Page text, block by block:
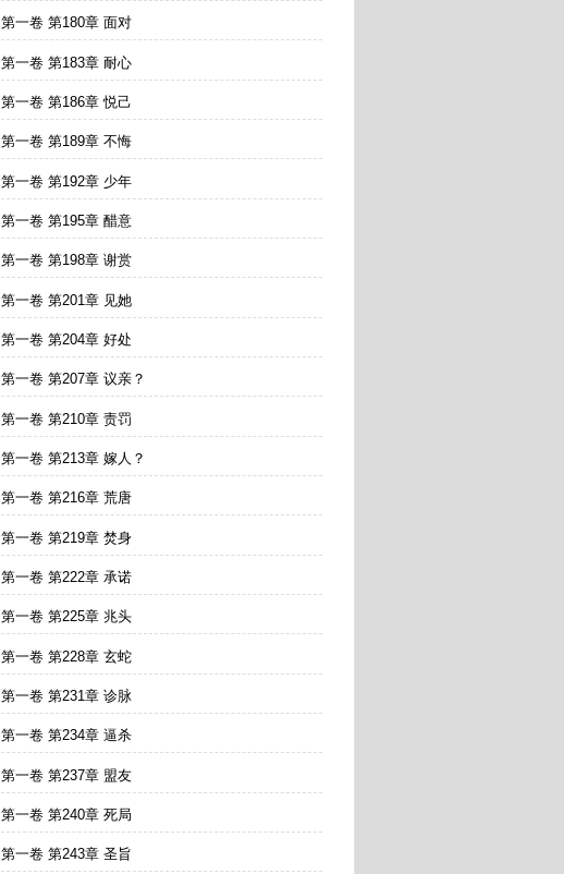
第一卷 第180章 面对
第一卷 第183章 耐心
第一卷 第186章 悦己
第一卷 第189章 不悔
第一卷 第192章 少年
第一卷 第195章 醋意
第一卷 第198章 谢赏
第一卷 第201章 见她
第一卷 第204章 好处
第一卷 第207章 议亲？
第一卷 第210章 责罚
第一卷 第213章 嫁人？
第一卷 第216章 荒唐
第一卷 第219章 焚身
第一卷 第222章 承诺
第一卷 第225章 兆头
第一卷 第228章 玄蛇
第一卷 第231章 诊脉
第一卷 第234章 逼杀
第一卷 第237章 盟友
第一卷 第240章 死局
第一卷 第243章 圣旨